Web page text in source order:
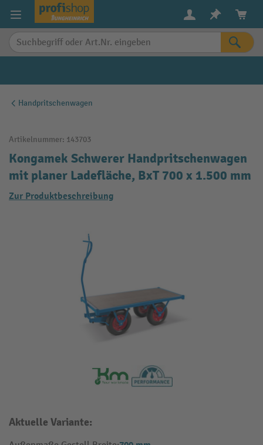
springen
Handpritschenwagen
Artikelnummer: 143703
Kongamek Schwerer Handpritschenwagen
mit planer Ladefläche, BxT 700 x 1.500 mm
Zur Produktbeschreibung
Aktuelle Variante: